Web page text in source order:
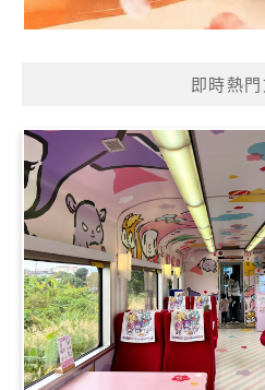
即時熱